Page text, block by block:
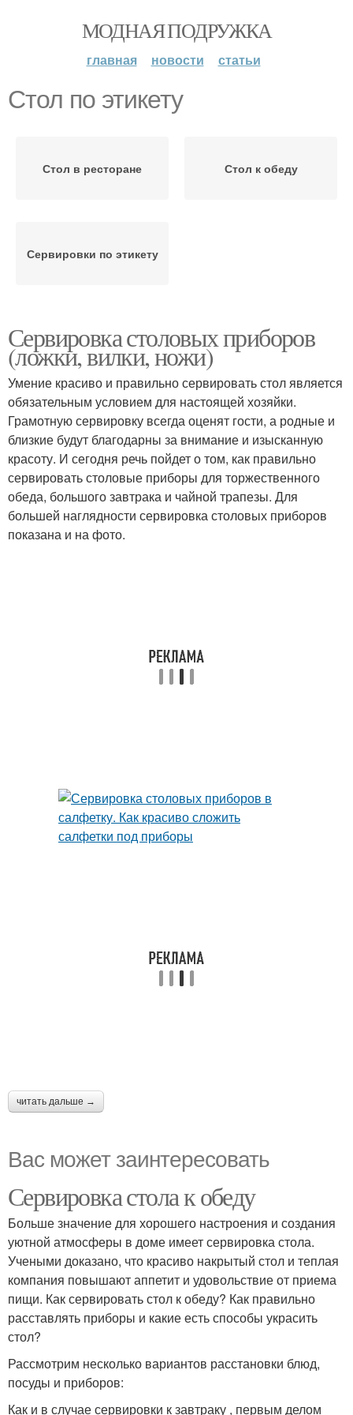
МОДНАЯ ПОДРУЖКА
главная новости статьи
Стол по этикету
Стол в ресторане Стол к обеду
Сервировки по этикету
Сервировка столовых приборов
(ложки, вилки, ножи)
Умение красиво и правильно сервировать стол является
обязательным условием для настоящей хозяйки.
Грамотную сервировку всегда оценят гости, а родные и
близкие будут благодарны за внимание и изысканную
красоту. И сегодня речь пойдет о том, как правильно
сервировать столовые приборы для торжественного
обеда, большого завтрака и чайной трапезы. Для
большей наглядности сервировка столовых приборов
показана и на фото.
читать дальше →
Вас может заинтересовать
Сервировка стола к обеду
Больше значение для хорошего настроения и создания
уютной атмосферы в доме имеет сервировка стола.
Учеными доказано, что красиво накрытый стол и теплая
компания повышают аппетит и удовольствие от приема
пищи. Как сервировать стол к обеду? Как правильно
расставлять приборы и какие есть способы украсить
стол?
Рассмотрим несколько вариантов расстановки блюд,
посуды и приборов:
Как и в случае сервировки к завтраку , первым делом